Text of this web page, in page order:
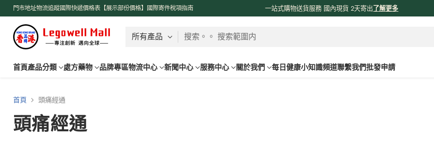
門市地址物流追蹤國際快遞價格表【展示部份價格】 國際寄件稅項指南
一站式購物送貨服務 國內現貨 2天寄出了解更多 係時候分享吓我哋由採購、物流、購物網站、送貨嘅流程俾大家知啦😊😊
搜索。。 搜索範圍内
首頁產品分類 處方藥物 品牌專區物流中心 新聞中心 服務中心 關於我們 每日健康小知識頻道聯繫我們批發申請
首頁 頭痛經通
頭痛經通